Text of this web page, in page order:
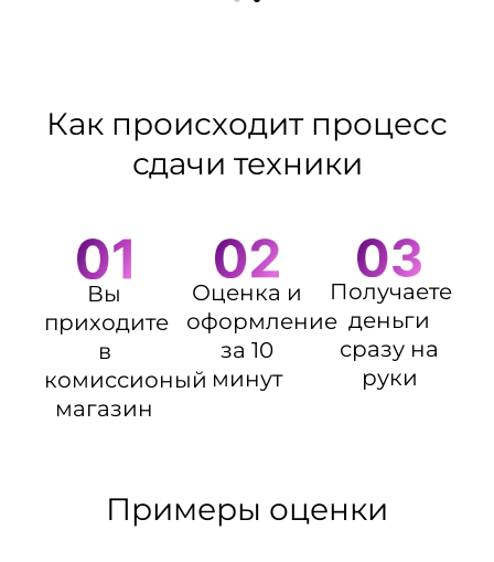
Как происходит процесс
сдачи техники
Вы
приходите
в
комиссионый
магазин
Оценка и
оформление
за 10
минут
Получаете
деньги
сразу на
руки
Примеры оценки